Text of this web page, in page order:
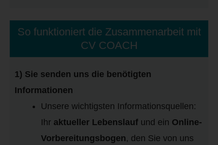
So funktioniert die Zusammenarbeit mit
CV COACH
1) Sie senden uns die benötigten
Informationen
Unsere wichtigsten Informationsquellen:
Ihr aktueller Lebenslauf und ein Online-
Vorbereitungsbogen, den Sie von uns